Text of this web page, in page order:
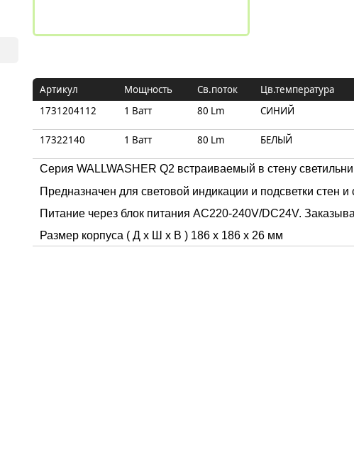
Артикул Мощность Св.поток Цв.температура
1731204112
1 Ватт 80 Lm СИНИЙ
17322140 1 Ватт 80 Lm БЕЛЫЙ
Серия WALLWASHER Q2 встраиваемый в стену
Предназначен для световой индикации и подсветки стен и
Питание через блок питания AC220-240V/DC24V.
Размер корпуса ( Д x Ш x В ) 186 x 186 x 26 мм